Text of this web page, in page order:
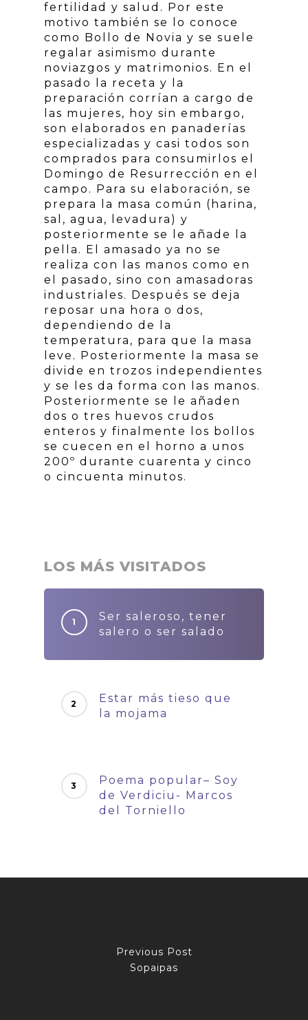
fertilidad y salud. Por este
motivo también se lo conoce
como Bollo de Novia y se suele
regalar asimismo durante
noviazgos y matrimonios. En el
pasado la receta y la
preparación corrían a cargo de
las mujeres, hoy sin embargo,
son elaborados en panaderías
especializadas y casi todos son
comprados para consumirlos el
Domingo de Resurrección en el
campo. Para su elaboración, se
prepara la masa común (harina,
sal, agua, levadura) y
posteriormente se le añade la
pella. El amasado ya no se
realiza con las manos como en
el pasado, sino con amasadoras
industriales. Después se deja
reposar una hora o dos,
dependiendo de la
temperatura, para que la masa
leve. Posteriormente la masa se
divide en trozos independientes
y se les da forma con las manos.
Posteriormente se le añaden
dos o tres huevos crudos
enteros y finalmente los bollos
se cuecen en el horno a unos
200º durante cuarenta y cinco
o cincuenta minutos.
LOS MÁS VISITADOS
Ser saleroso, tener
salero o ser salado
Estar más tieso que
la mojama
Poema popular– Soy
de Verdiciu- Marcos
del Torniello
Previous Post
Sopaipas